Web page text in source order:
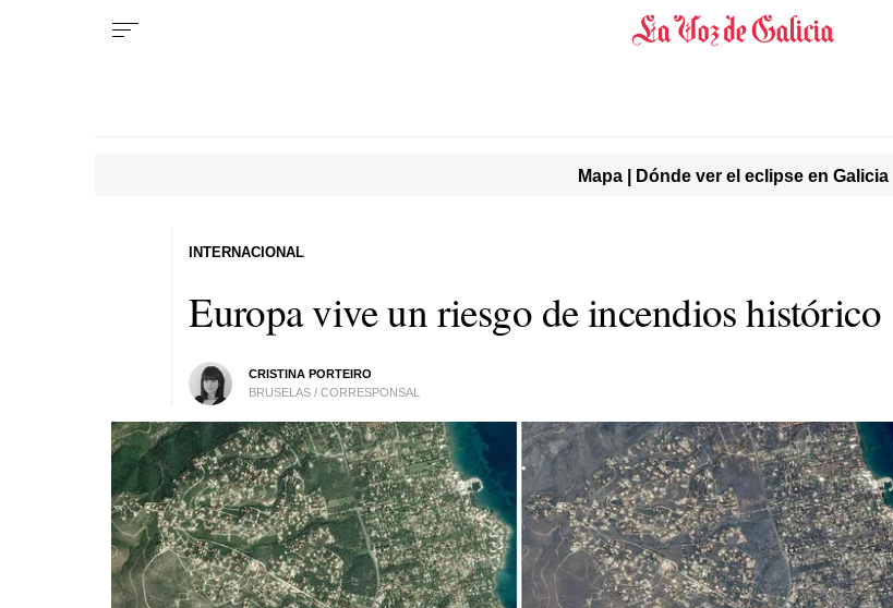
Mapa | Dónde ver el eclipse en Galicia
Europa vive un riesgo de incendios histórico
CRISTINA PORTEIRO
BRUSELAS / CORRESPONSAL
INTERNACIONAL